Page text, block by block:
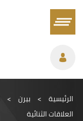
الرئيسية > بيرن >
العلاقات الثنائية